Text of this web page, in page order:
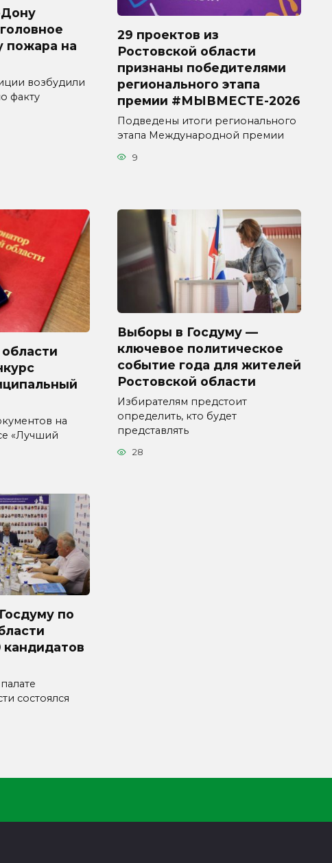
пожара на
возбудили
факту
29 проектов из
Ростовской области
признаны победителями
регионального этапа
премии #МЫВМЕСТЕ-2026
Подведены итоги регионального
этапа Международной премии
9
на
«Лучший
Выборы в Госдуму —
ключевое политическое
событие года для жителей
Ростовской области
Избирателям предстоит
определить, кто будет
представлять
28
по
состоялся